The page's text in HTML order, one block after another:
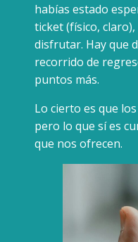
habías estado
ticket (físico,
disfrutar. Hay que
recorrido de
puntos más.
Lo cierto es que
pero lo que sí es
que nos ofrecen.